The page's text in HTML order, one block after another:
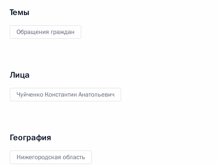
Темы
Обращения граждан
Лица
Чуйченко Константин Анатольевич
География
Нижегородская область